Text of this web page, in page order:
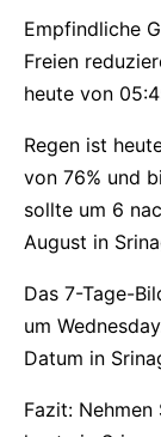
Empfindliche
Freien
heute von
Regen ist
von 76% und
sollte um 6
August in
Das 7-Tage-
um
Datum in
Fazit: Nehmen